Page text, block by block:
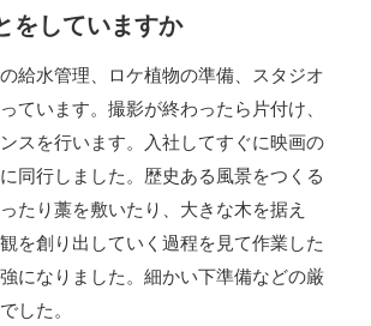
をしていますか
給水管理、ロケ植物の準備、スタジオ
ています。撮影が終わったら片付け、
スを行います。入社してすぐに映画の
同行しました。歴史ある風景をつくる
たり藁を敷いたり、大きな木を据え
を創り出していく過程を見て作業した
になりました。細かい下準備などの厳
した。